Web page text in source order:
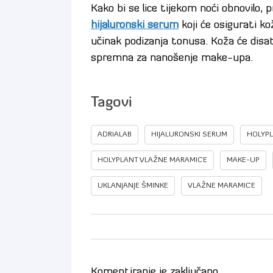
Kako bi se lice tijekom noći obnovilo,
hijaluronski serum koji će osigurati
učinak podizanja tonusa. Koža će
spremna za nanošenje make-upa.
Tagovi
ADRIALAB HIJALURONSKI SERUM
HOLYPLANT VLAŽNE MARAMICE MAKE-UP
UKLANJANJE ŠMINKE VLAŽNE MARAMICE